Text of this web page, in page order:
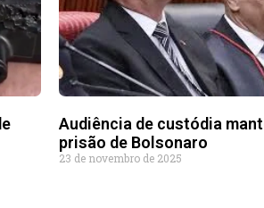
Audiência de custódia
prisão de Bolsonaro
23 de novembro de 2025